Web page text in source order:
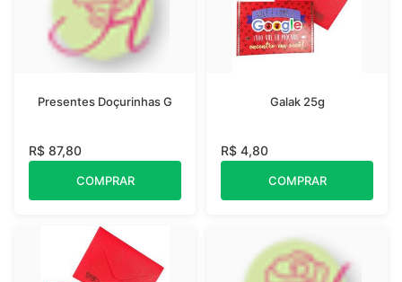
Presentes Doçurinhas G
R$ 87,80
COMPRAR
Galak 25g
R$ 4,80
COMPRAR